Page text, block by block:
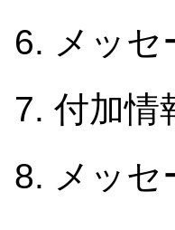
メッセ
付加情
メッセ